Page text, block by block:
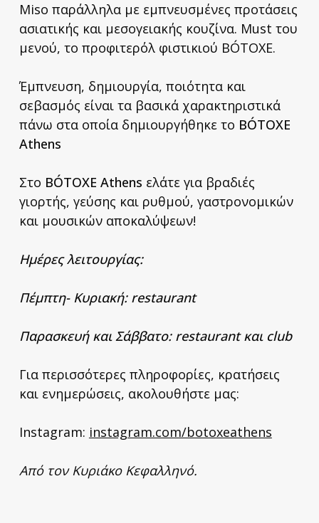
Miso παράλληλα με εμπνευσμένες προτάσεις
ασιατικής και μεσογειακής κουζίνα. Μust του
μενού, το προφιτερόλ φιστικιού BÓTOXE.
Έμπνευση, δημιουργία, ποιότητα και
σεβασμός είναι τα βασικά χαρακτηριστικά
πάνω στα οποία δημιουργήθηκε το BÓTOXE
Athens
Στο BÓTOXE Athens ελάτε για βραδιές
γιορτής, γεύσης και ρυθμού, γαστρονομικών
και μουσικών αποκαλύψεων!
Ημέρες λειτουργίας:
Πέμπτη- Κυριακή: restaurant
Παρασκευή και Σάββατο: restaurant και club
Για περισσότερες πληροφορίες, κρατήσεις
και ενημερώσεις, ακολουθήστε μας:
Instagram: instagram.com/botoxeathens
Από τον Κυριάκο Κεφαλληνό.